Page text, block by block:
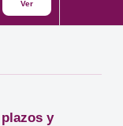
Ver
y